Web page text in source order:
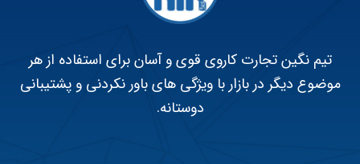
تیم نگین تجارت کاروی قوی و آسان برای استفاده از هر
موضوع دیگر در بازار با ویژگی های باور نکردنی و پشتیبانی
دوستانه.